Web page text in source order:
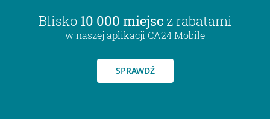
Blisko 10 000 miejsc z rabatami
w naszej aplikacji CA24 Mobile
SPRAWDŹ